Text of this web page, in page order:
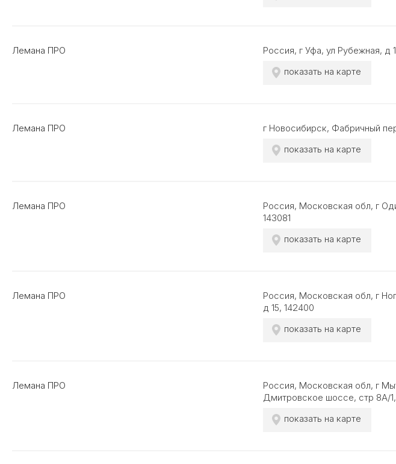
Лемана ПРО
Россия, г Уфа, ул Рубежная, д
показать на карте
Лемана ПРО
г Новосибирск, Фабричный
показать на карте
Лемана ПРО
Россия, Московская обл, г
143081
показать на карте
Лемана ПРО
Россия, Московская обл, г
д 15, 142400
показать на карте
Лемана ПРО
Россия, Московская обл, г
Дмитровское шоссе, стр 8А/1,
показать на карте